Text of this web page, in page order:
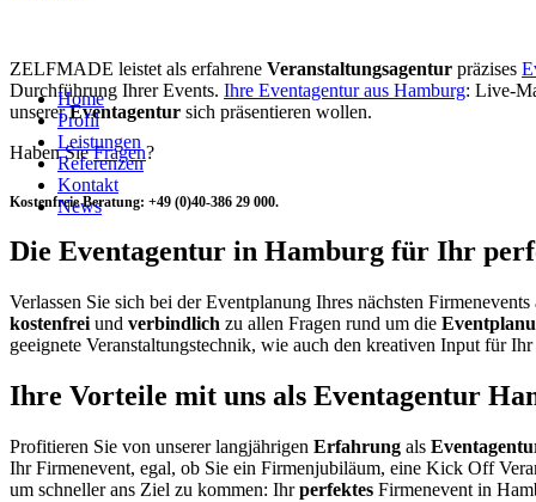
ZELFMADE leistet als erfahrene Veranstaltungsagentur präzises
Durchführung Ihrer Events. Ihre Eventagentur aus Hamburg: Live-
unsererEventagentur sich präsentieren wollen.
Haben SieFragen?
Kostenfreie Beratung: +49 (0)40-386 29 000.
Die Eventagentur in Hamburg für Ihr
Verlassen Sie sich bei der Eventplanung Ihres nächsten
kostenfrei und verbindlich zu allen Fragen rund um die
geeignete Veranstaltungstechnik, wie auch den kreativen Input für
Ihre Vorteile mit uns als Eventagentur
Profitieren Sie von unserer langjährigen Erfahrung als
Ihr Firmenevent, egal, ob Sie ein Firmenjubiläum, eine Kick Off
um schneller ans Ziel zu kommen: Ihrperfektes Firmenevent in
Home
Profil
Leistungen
Referenzen
Kontakt
News